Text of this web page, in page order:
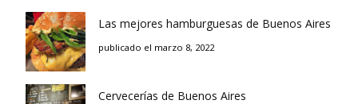
Las mejores hamburguesas de Buenos Aires
publicado el marzo 8, 2022
Cervecerías de Buenos Aires